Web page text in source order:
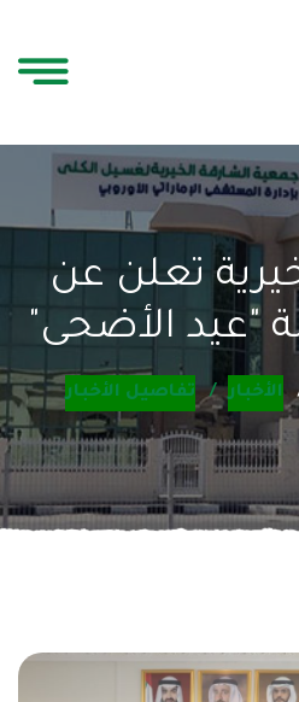
تعلن عن
"عيد الأضحى"
الأخبار تفاصيل الأخبار